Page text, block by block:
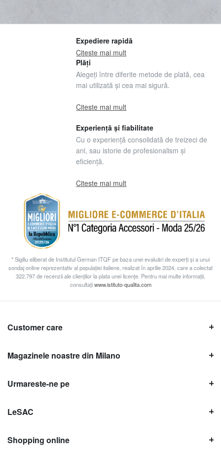
Expediere rapidă
Citeste mai mult
Plăți
Alegeți între diferite metode de plată, cea
mai utilizată și cea mai sigură.
Citeste mai mult
Experiență și fiabilitate
Cu o experiență consolidată de treizeci de
ani, sau istorie de profesionalism și
eficiență.
Citeste mai mult
* Sigiliu eliberat de Institutul German ITQF pe baza unei evaluări de experți și a unui
sondaj online reprezentativ al populației italiene, realizat în aprilie 2024, care a colectat
322.797 de recenzii ale clienților la plata unei licențe. Pentru mai multe informații,
consultațiwww.istituto-qualita.com
Customer care
Magazinele noastre din Milano
Urmareste-ne pe
LeSAC
Shopping online